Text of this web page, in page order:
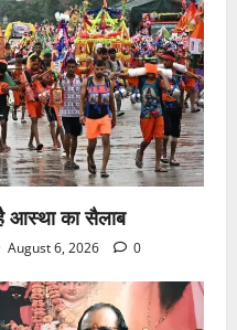
आस्था का सैलाब
August 6, 2026 0